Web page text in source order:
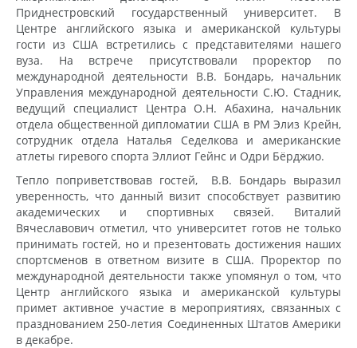
Приднестровский государственный университет. В
Центре английского языка и американской культуры
гости из США встретились с представителями нашего
вуза. На встрече присутствовали проректор по
международной деятельности В.В. Бондарь, начальник
Управления международной деятельности С.Ю. Стадник,
ведущий специалист Центра О.Н. Абахина, начальник
отдела общественной дипломатии США в РМ Элиз Крейн,
сотрудник отдела Наталья Седелкова и американские
атлеты гиревого спорта Эллиот Гейнс и Одри Бёрджио.
Тепло поприветствовав гостей, В.В. Бондарь выразил
уверенность, что данный визит способствует развитию
академических и спортивных связей. Виталий
Вячеславович отметил, что университет готов не только
принимать гостей, но и презентовать достижения наших
спортсменов в ответном визите в США. Проректор по
международной деятельности также упомянул о том, что
Центр английского языка и американской культуры
примет активное участие в мероприятиях, связанных с
празднованием 250-летия Соединенных Штатов Америки
в декабре.